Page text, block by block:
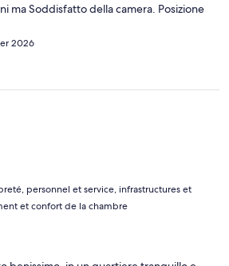
ma Soddisfatto della camera. Posizione
2026
personnel et service, infrastructures et
et confort de la chambre